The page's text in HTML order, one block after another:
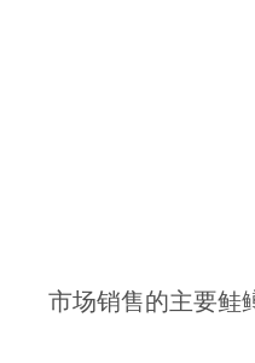
市场销售的主要鲑